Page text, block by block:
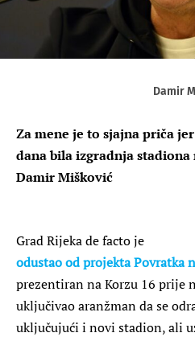
Damir
Za mene je to sjajna priča
dana bila izgradnja
Damir Mišković
Grad Rijeka de facto je
odustao od projekta Povratka
prezentiran na Korzu 16 prije
uključivao aranžman da se
uključujući i novi stadion, ali